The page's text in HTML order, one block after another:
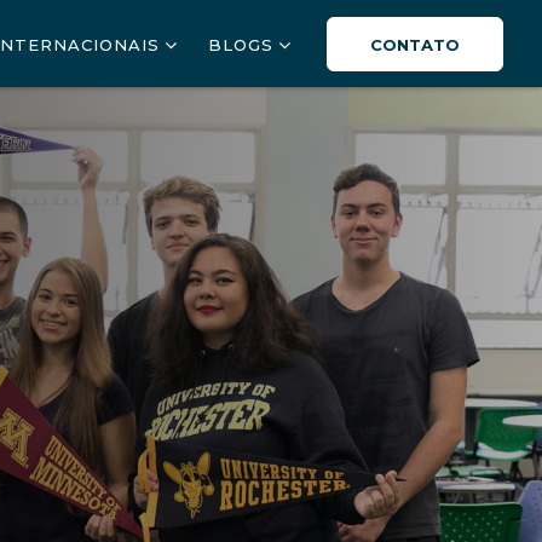
BLOGS CONTATO